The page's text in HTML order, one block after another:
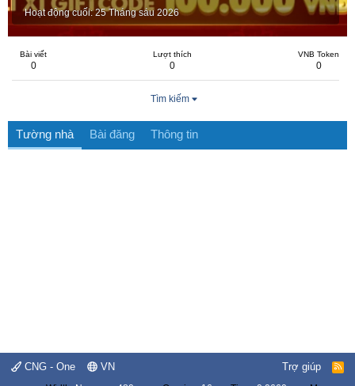
Hoạt động cuối 25 Tháng sáu 2026
Bài viết
0
Lượt thích
0
VNB Token
0
Tìm kiếm
Tường nhà Bài đăng Thông tin
CNG - One VN Trợ giúp
R